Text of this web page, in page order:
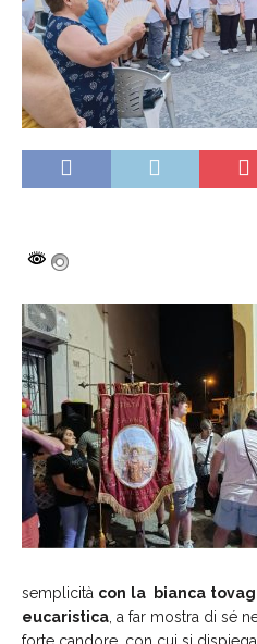
semplicità con la bianca
eucaristica , a far mostra di sé
forte candore, con cui si